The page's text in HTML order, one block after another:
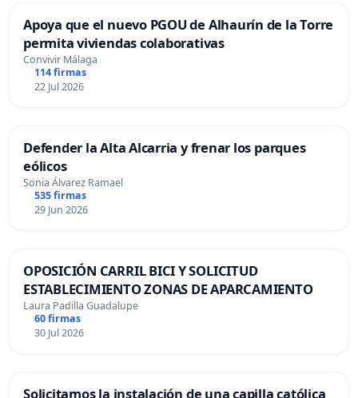
Apoya que el nuevo PGOU de Alhaurín de la Torre
permita viviendas colaborativas
Convivir Málaga
114 firmas
22 Jul 2026
Defender la Alta Alcarria y frenar los parques
eólicos
Sonia Álvarez Ramael
535 firmas
29 Jun 2026
OPOSICIÓN CARRIL BICI Y SOLICITUD
ESTABLECIMIENTO ZONAS DE APARCAMIENTO
Laura Padilla Guadalupe
60 firmas
30 Jul 2026
Solicitamos la instalación de una capilla católica